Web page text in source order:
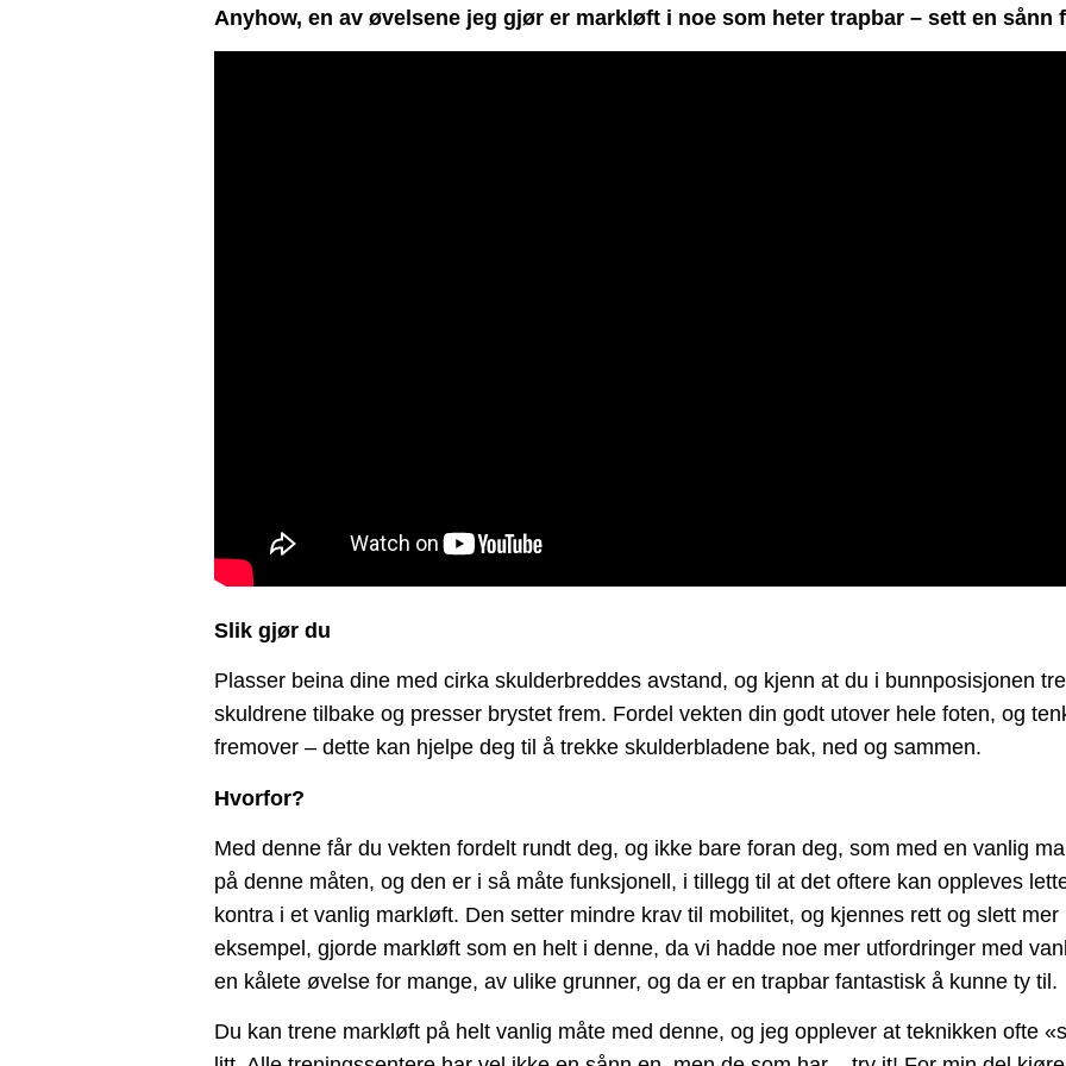
Anyhow, en av øvelsene jeg gjør er markløft i noe som heter trapbar – sett en sånn
Slik gjør du
Plasser beina dine med cirka skulderbreddes avstand, og kjenn at du i bunnposisjonen
skuldrene tilbake og presser brystet frem. Fordel vekten din godt utover hele foten, og
fremover – dette kan hjelpe deg til å trekke skulderbladene bak, ned og sammen.
Hvorfor?
Med denne får du vekten fordelt rundt deg, og ikke bare foran deg, som med en vanlig
på denne måten, og den er i så måte funksjonell, i tillegg til at det oftere kan oppleves
kontra i et vanlig markløft. Den setter mindre krav til mobilitet, og kjennes rett og slett
eksempel, gjorde markløft som en helt i denne, da vi hadde noe mer utfordringer med
en kålete øvelse for mange, av ulike grunner, og da er en trapbar fantastisk å kunne ty til.
Du kan trene markløft på helt vanlig måte med denne, og jeg opplever at teknikken ofte